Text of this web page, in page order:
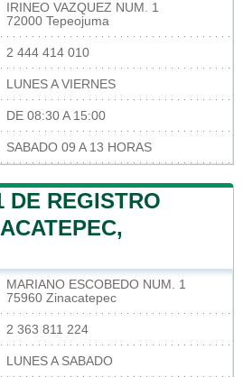
IRINEO VAZQUEZ NUM. 1
72000 Tepeojuma
2 444 414 010
LUNES A VIERNES
DE 08:30 A 15:00
SABADO 09 A 13 HORAS
DE REGISTRO
MARIANO ESCOBEDO NUM. 1
75960 Zinacatepec
2 363 811 224
LUNES A SABADO